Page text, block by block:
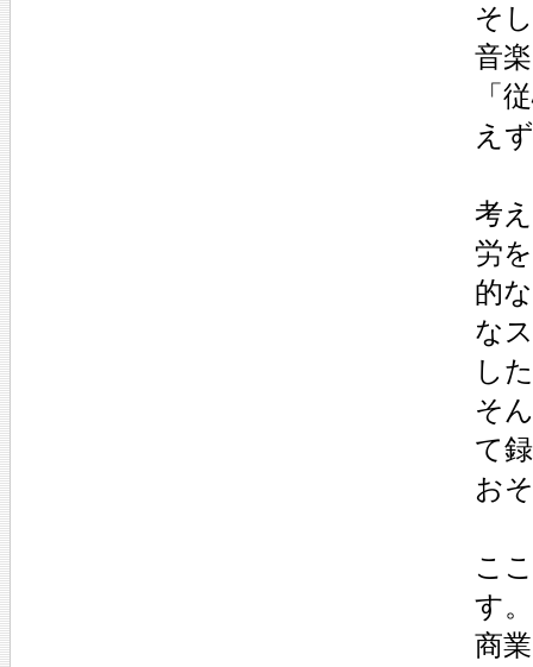
そ
音
「
え
考
労
的
な
し
そ
て
お
こ
す
商